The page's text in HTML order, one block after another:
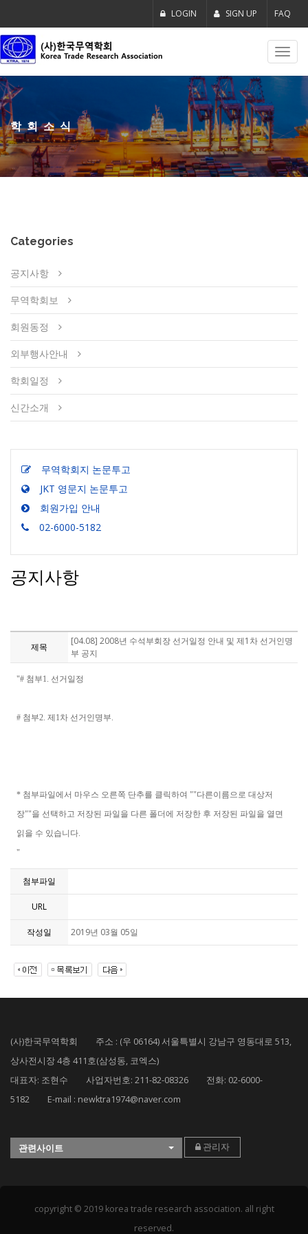
LOGIN SIGN UP FAQ
학회소식
Categories
공지사항
무역학회보
회원동정
외부행사안내
학회일정
신간소개
무역학회지 논문투고
JKT 영문지 논문투고
회원가입 안내
02-6000-5182
공지사항
제목
[04.08] 2008년 수석부회장 선거일정 안내 및 제1차 선거인명
부 공지
"# 첨부1. 선거일정
# 첨부2. 제1차 선거인명부.
* 첨부파일에서 마우스 오른쪽 단추를 클릭하여 ""다른이름으로 대상저
장""을 선택하고 저장된 파일을 다른 폴더에 저장한 후 저장된 파일을 열면
읽을 수 있습니다.
"
첨부파일
URL
작성일 2019년 03월 05일
(사)한국무역학회 주소 : (우 06164) 서울특별시 강남구 영동대로 513,
상사전시장 4층 411호(삼성동, 코엑스)
대표자: 조현수 사업자번호: 211-82-08326 전화: 02-6000-
5182 E-mail : newktra1974@naver.com
관련사이트 관리자
copyright © 2019 korea trade research association. all right
reserved.